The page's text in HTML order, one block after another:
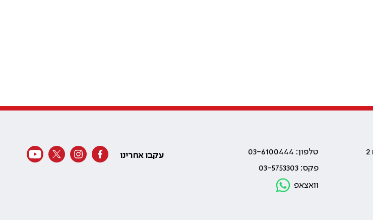
טלפון: 03-6100444
פקס: 03-5753303
וואצאפ
עקבו אחרינו